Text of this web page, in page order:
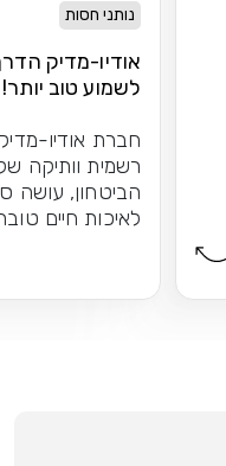
נותני חסות
אודיו-מדיק
לשמוע טוב יותר!
חברת אודיו-
רשמית וותיקה
הביטחון, עושה
לאיכות חיים